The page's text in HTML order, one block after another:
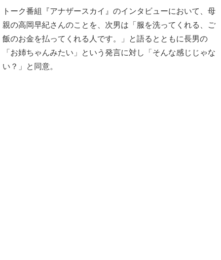
トーク番組『アナザースカイ』のインタビューにおいて、母
親の高岡早紀さんのことを、次男は「服を洗ってくれる、ご
飯のお金を払ってくれる人です。」と語るとともに長男の
「お姉ちゃんみたい」という発言に対し「そんな感じじゃな
い？」と同意。